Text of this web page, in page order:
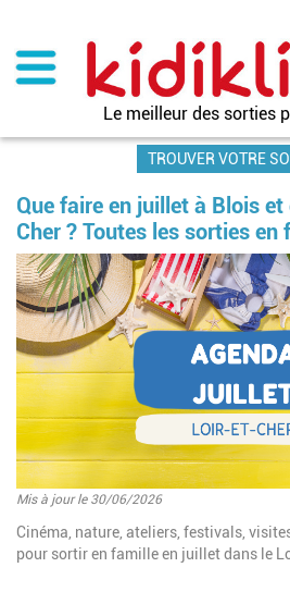
contenu
principal
Le meilleur des sorties
TROUVER VOTRE
Que faire en juillet à Blois
Cher ? Toutes les sorties en
Image
Mis à jour le 30/06/2026
Introduction
Cinéma, nature, ateliers, festivals,
pour sortir en famille en juillet dans le